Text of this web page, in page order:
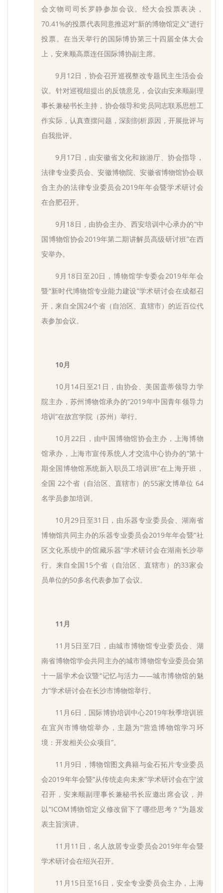
会文物司司长罗静参加会议。经大会投票表决，
70.41%的投票代表同意推迟对“新的博物馆定义”进行
投票。在当天举行的国际博协第三十四届全体大会
上，安来顺高票连任国际博协副主席。
9月12日，协会召开巡视整改专题民主生活会会
议。针对巡视组提出的反馈意见，会议由安来顺副理
事长兼秘书长主持，协会领导和党员同志联系思想工
作实际，认真查摆问题，深刻剖析原因，开展批评与
自我批评。
9月17日，由安徽省文化和旅游厅、协会指导，
法律专业委员会、安徽博物院、安徽省博物馆协会联
合主办的法律专业委员会2019年年会暨学术研讨会
在合肥召开。
9月18日，由协会主办、西安培训中心承办的“中
国博物馆协会2019年第二期讲解员高级研讨班”在西
安举办。
9月18日至20日，博物馆学专委会2019年年会
暨“新时代博物馆专业能力建设”学术研讨会在成都召
开，来自全国24个省（自治区、直辖市）的近百位代
表参加会议。
10月
10月14日至21日，由协会、美国盖蒂领导力学
院主办，苏州博物馆承办的“2019年中国青年领导力
培训”在故宫学院（苏州）举行。
10月22日，由中国博物馆协会主办，上海博物
馆承办，上海市宣传系统人才交流中心协办的“第十
期全国博物馆系统新入职员工培训班”在上海开班，
全国 22个省（自治区、直辖市）的55家文博单位 64
名学员参加培训。
10月29日至31日，由乐器专业委员会、湖南省
博物馆共同主办的乐器专业委员会2019年年会暨“社
区文化系统中的馆藏乐器”学术研讨会在湖南长沙举
行。来自全国15个省（自治区、直辖市）的33家会
员单位的50多名代表参加了会议。
11月
11月5日至7日，由城市博物馆专业委员会、湖
南省博物馆学会共同主办的城市博物馆专业委员会第
十一届学术会议暨“记忆与活力——城市博物馆的魅
力”学术研讨会在长沙市博物馆举行。
11月6日，国际博协培训中心2019年秋季培训班
在宜兴市博物馆举办，主题为“营造博物馆学习环
境：开发相关公众项目”。
11月9日，博物馆图文典籍与金石拓片专业委员
会2019年年会暨“从传统走向未来”学术研讨会在宁波
召开，安来顺副理事长兼秘书长应邀出席会议，并
以“ICOM博物馆定义修改留下了哪些思考？”为题发
表主旨演讲。
11月11日，名人故居专业委员会2019年年会暨
学术研讨会在绍兴召开。
11月15日至16日，安全专业委员会主办，上海